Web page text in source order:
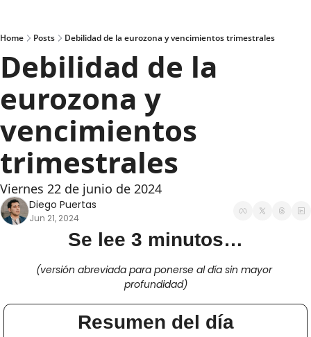
Home Posts Debilidad de la eurozona y vencimientos trimestrales
Debilidad de la
eurozona y
vencimientos
trimestrales
Viernes 22 de junio de 2024
Diego Puertas
Jun 21, 2024
Se lee 3 minutos…
(versión abreviada para ponerse al día sin mayor
profundidad)
Resumen del día